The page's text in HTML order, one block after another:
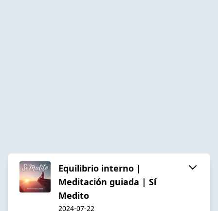
Equilibrio interno |
Meditación guiada | Sí
Medito
2024-07-22